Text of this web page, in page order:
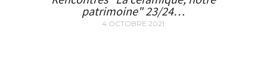
patrimoine" 23/24…
4 OCTOBRE 2021